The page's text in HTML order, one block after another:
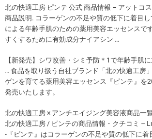
北の快適工房 ピンテ 公式 商品情報 – アットコ
商品説明. コラーゲンの不足や質の低下に着目
による年齢手肌のための薬用美容エッセンスで
すくするために有効成分ナイアシン …
【新発売】シワ改善・シミ予防＊1で年齢手肌
… 食品を取り扱う自社ブランド「北の快適工房
ゲンを育てる薬用美容エッセンス『ピンテ』を
発売いたします。
北の快適工房 × アンチエイジング美容液商品一
北の快適工房 / ピンテの商品情報・クチコミ –
-『ピンテ』はコラーゲンの不足や質の低下に着